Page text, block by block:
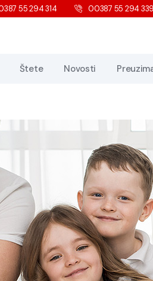
55 294 314 00387 55 294 339
Štete Novosti